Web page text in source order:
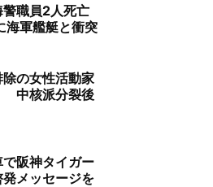
職員2人死亡
海軍艦艇と衝突
の女性活動家
中核派分裂後
阪神タイガー
メッセージを